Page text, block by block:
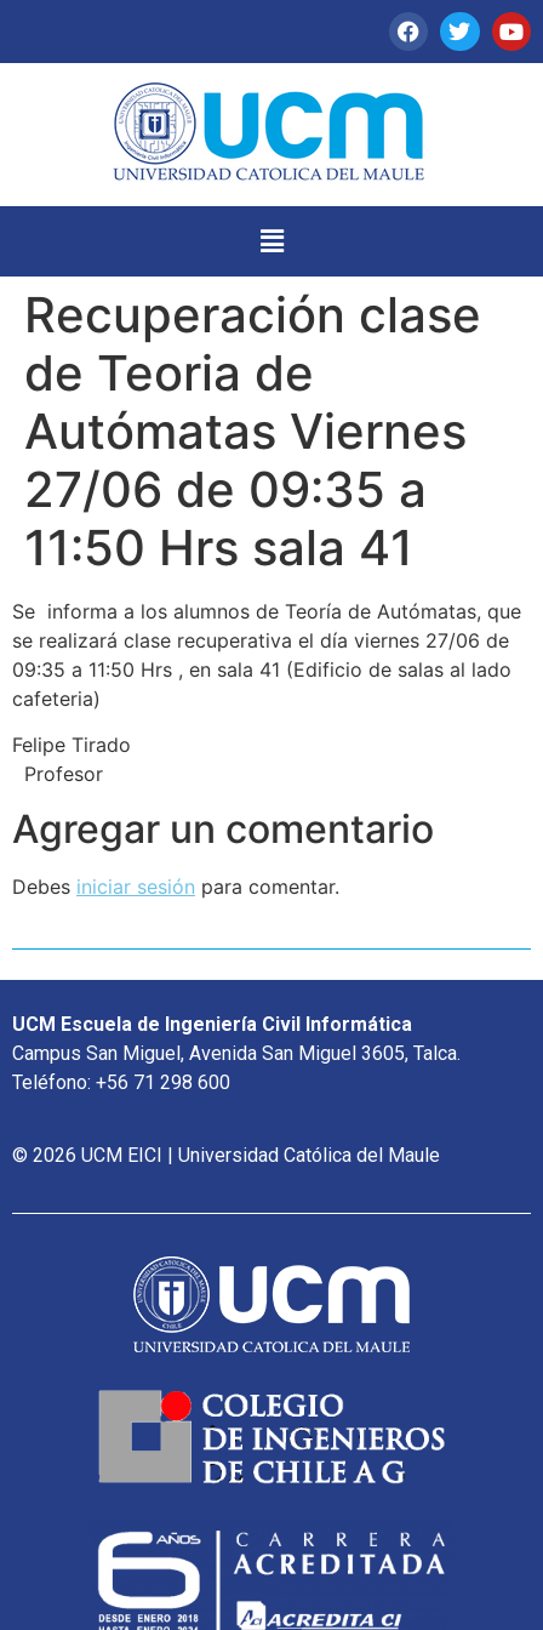
Recuperación clase
de Teoria de
Autómatas Viernes
27/06 de 09:35 a
11:50 Hrs sala 41
Se informa a los alumnos de Teoría de Autómatas, que
se realizará clase recuperativa el día viernes 27/06 de
09:35 a 11:50 Hrs , en sala 41 (Edificio de salas al lado
cafeteria)
Felipe Tirado
Profesor
Agregar un comentario
Debes iniciar sesión para comentar.
UCM Escuela de Ingeniería Civil Informática
Campus San Miguel, Avenida San Miguel 3605, Talca.
Teléfono: +56 71 298 600
© 2026 UCM EICI | Universidad Católica del Maule